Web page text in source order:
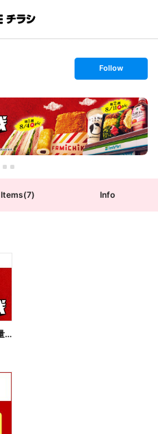
s
t
o
l
l
o
w
Follow
Items(7) Info
【おトク】お値段そのまま!45%増量作戦!